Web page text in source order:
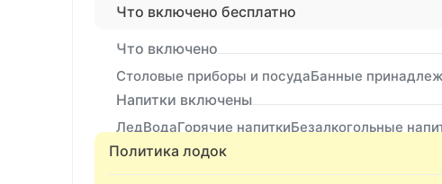
Что включено бесплатно
Что включено
Столовые приборы и посудаБанные
Напитки включены
ЛедВодаГорячие напиткиБезалкогольные
Политика лодок